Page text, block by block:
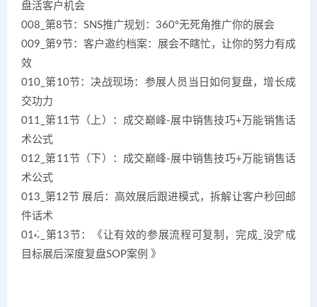
盘活客户机会
008_第8节：SNS推广规划：360°无死角推广你的展会
009_第9节：客户邀约档案：展会不瞎忙，让你的努力有成
效
010_第10节：决战现场：参展人员当日如何复盘，增长成
交功力
011_第11节（上）：成交巅峰-展中销售技巧+万能销售话
术公式
012_第11节（下）：成交巅峰-展中销售技巧+万能销售话
术公式
013_第12节 展后：高效展后跟进模式，拆解让客户秒回邮
件话术
014_第13节：《让有效的参展流程可复制，完成_没完成
目标展后深度复盘SOP案例 》